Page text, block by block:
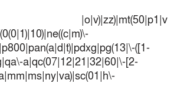
| |o|v)|zz)|mt(50|p1|v
([1-
a|qc(07|12|21|32|60|\-[2-